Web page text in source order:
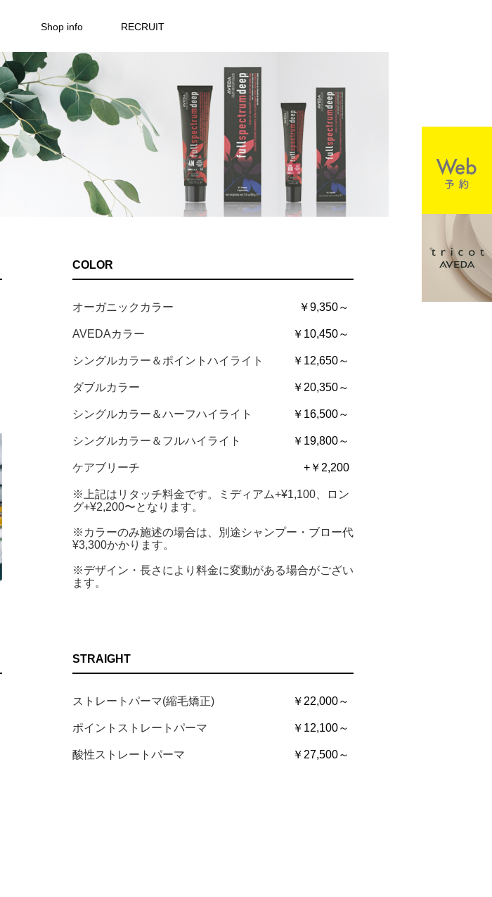
Shop info RECRUIT
COLOR
オーガニックカラー ￥9,350～
AVEDAカラー ￥10,450～
シングルカラー＆ポイントハイライト ￥12,650～
ダブルカラー ￥20,350～
シングルカラー＆ハーフハイライト ￥16,500～
シングルカラー＆フルハイライト ￥19,800～
ケアブリーチ +￥2,200
※上記はリタッチ料金です。ミディアム+¥1,100、ロン
グ+¥2,200〜となります。
※カラーのみ施述の場合は、別途シャンプー・ブロー代
¥3,300かかります。
※デザイン・長さにより料金に変動がある場合がござい
ます。
STRAIGHT
ストレートパーマ(縮毛矯正) ￥22,000～
ポイントストレートパーマ ￥12,100～
酸性ストレートパーマ ￥27,500～